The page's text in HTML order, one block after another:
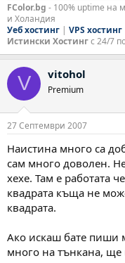
FColor.bg - 100% uptime на
и Холандия
Уеб хостинг | VPS хостинг
Истински Хостингс 24/7
V vitohol
Premium
27 Септември 2007
Наистина много са
сам много доволен.
хехе. Там е работата
квадрата къща не
квадрата.
Ако искаш бате пиши
много на тънкана,